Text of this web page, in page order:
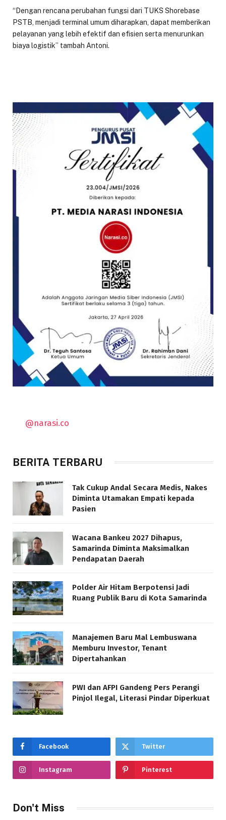
“Dengan rencana perubahan fungsi dari TUKS Shorebase
PSTB, menjadi terminal umum diharapkan, dapat memberikan
pelayanan yang lebih efektif dan efisien serta menurunkan
biaya logistik” tambah Antoni.
@narasi.co
BERITA TERBARU
Tak Cukup Andal Secara Medis, Nakes
Diminta Utamakan Empati kepada
Pasien
Wacana Bankeu 2027 Dihapus,
Samarinda Diminta Maksimalkan
Pendapatan Daerah
Polder Air Hitam Berpotensi Jadi
Ruang Publik Baru di Kota Samarinda
Manajemen Baru Mal Lembuswana
Memburu Investor, Tenant
Dipertahankan
PWI dan AFPI Gandeng Pers Perangi
Pinjol Ilegal, Literasi Pindar Diperkuat
Facebook Twitter
Instagram Pinterest
Don't Miss